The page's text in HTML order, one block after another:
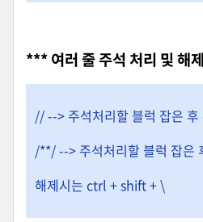
*** 여러 줄 주석 처리 및 해
// --> 주석처리할 블럭 잡은
/**/ --> 주석처리할 블럭 잡
해제시는 ctrl + shift + \